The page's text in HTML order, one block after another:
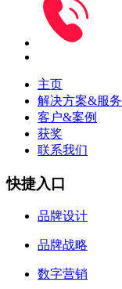
主页
解决方案&服务
客户&案例
获奖
联系我们
快捷入口
品牌设计
品牌战略
数字营销